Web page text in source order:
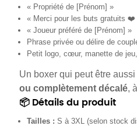
« Propriété de [Prénom] »
« Merci pour les buts gratuits ❤️
« Joueur préféré de [Prénom] »
Phrase privée ou délire de
Petit logo, cœur, manette de
Un boxer qui peut être
ou complètement décalé,
📦 Détails du produit
Tailles : S à 3XL (selon stock